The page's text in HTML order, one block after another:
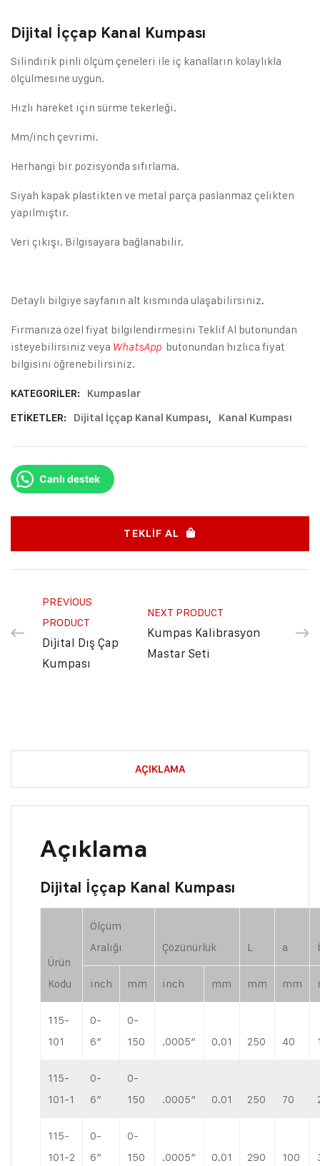
Dijital İççap Kanal Kumpası
Silindirik pinli ölçüm çeneleri ile iç kanalların kolaylıkla
ölçülmesine uygun.
Hızlı hareket için sürme tekerleği.
Mm/inch çevrimi.
Herhangi bir pozisyonda sıfırlama.
Siyah kapak plastikten ve metal parça paslanmaz çelikten
yapılmıştır.
Veri çıkışı. Bilgisayara bağlanabilir.
Detaylı bilgiye sayfanın alt kısmında ulaşabilirsiniz.
Firmanıza özel fiyat bilgilendirmesini Teklif Al butonundan
isteyebilirsiniz veya WhatsApp butonundan hızlıca fiyat
bilgisini öğrenebilirsiniz.
KATEGORILER:
Kumpaslar
ETIKETLER:
Dijital İççap Kanal Kumpası, Kanal Kumpası
Canlı destek
TEKLIF AL
PREVIOUS
PRODUCT
Dijital Dış Çap
Kumpası
NEXT PRODUCT
Kumpas Kalibrasyon
Mastar Seti
AÇIKLAMA
Açıklama
Dijital İççap Kanal Kumpası
Ürün
Kodu
Ölçüm
Aralığı
Çözünürlük L a
inch mm inch mm mm mm
115-
101
0-
6″
0-
150
.0005″ 0.01 250 40
115-
101-1
0-
6″
0-
150
.0005″ 0.01 250 70
115-
101-2
0-
6″
0-
150
.0005″ 0.01 290 100